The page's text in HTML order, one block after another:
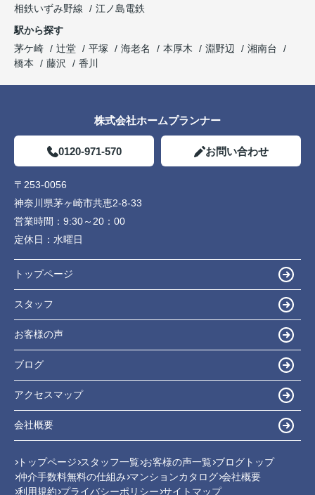
相鉄いずみ野線
江ノ島電鉄
駅から探す
茅ケ崎
辻堂 平塚 海老名 本厚木 淵野辺
湘南台
橋本
藤沢 香川
株式会社ホームプランナー
0120-971-570 お問い合わせ
〒253-0056
神奈川県茅ヶ崎市共恵2-8-33
営業時間： 9:30～20：00
定休日： 水曜日
トップページ
スタッフ
お客様の声
ブログ
アクセスマップ
会社概要
トップページ スタッフ一覧 お客様の声一覧 ブログトップ
仲介手数料無料の仕組み マンションカタログ 会社概要
利用規約 プライバシーポリシー サイトマップ